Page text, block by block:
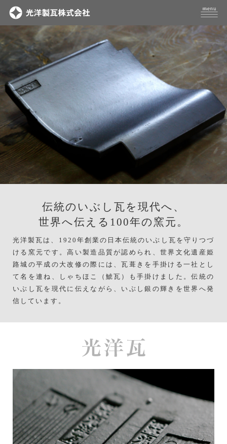
伝統のいぶし瓦を現代へ、
世界へ伝える100年の窯元。
光洋製瓦は、1920年創業の日本伝統のいぶし瓦を守りつづ
ける窯元です。高い製造品質が認められ、世界文化遺産姫
路城の平成の大改修の際には、瓦葺きを手掛ける一社とし
て名を連ね、しゃちほこ（鯱瓦）も手掛けました。伝統の
いぶし瓦を現代に伝えながら、いぶし銀の輝きを世界へ発
信しています。